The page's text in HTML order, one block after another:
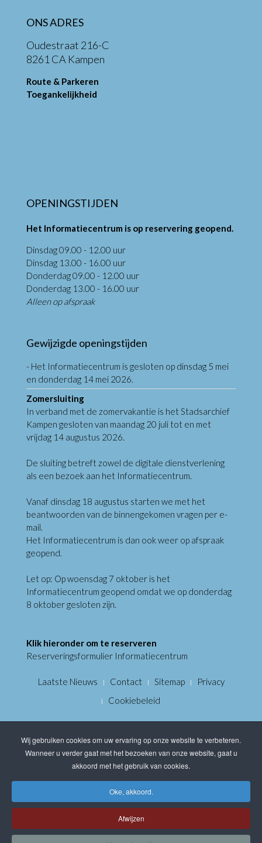
ONS ADRES
Oudestraat 216-C
8261 CA Kampen
Route & Parkeren
Toegankelijkheid
OPENINGSTIJDEN
Het Informatiecentrum is op reservering geopend.
Dinsdag 09.00 - 12.00 uur
Dinsdag 13.00 - 16.00 uur
Donderdag 09.00 - 12.00 uur
Donderdag 13.00 - 16.00 uur
Alleen op afspraak
Gewijzigde openingstijden
- Het Informatiecentrum is gesloten op dinsdag 5 mei
en donderdag 14 mei 2026.
Zomersluiting
In verband met de zomervakantie is het Stadsarchief
Kampen gesloten van maandag 20 juli tot en met
vrijdag 14 augustus 2026.
De sluiting betreft zowel de digitale dienstverlening
als een bezoek aan het Informatiecentrum.
Vanaf dinsdag 18 augustus starten we met het
beantwoorden van de binnengekomen vragen per e-
mail.
Het Informatiecentrum is dan ook weer op afspraak
geopend.
Let op: Op woensdag 7 oktober is het
Informatiecentrum geopend omdat we op donderdag
8 oktober gesloten zijn.
Klik hieronder om te reserveren
Reserveringsformulier Informatiecentrum
Laatste Nieuws Contact Sitemap
Privacy
Cookiebeleid
Wij gebruiken cookies om uw ervaring op onze website te verbeteren.
Wanneer u verder gaat met het bezoeken van onze website, gaat u
akkoord met het gebruik van cookies.
Oke, akkoord.
Afwijzen